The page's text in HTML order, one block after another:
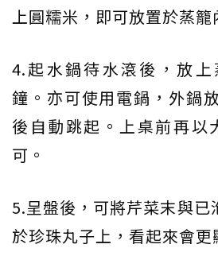
上圓糯米，即可放置於蒸籠
4.起水鍋待水滾後，放
鐘。亦可使用電鍋，外鍋
後自動跳起。上桌前再以
可。
5.呈盤後，可將芹菜末與已
於珍珠丸子上，看起來會更